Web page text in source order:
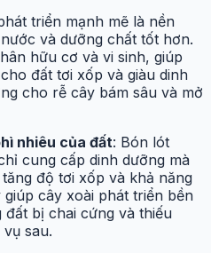
triển mạnh mẽ là nền
và dưỡng chất tốt hơn.
hữu cơ và vi sinh, giúp
đất tơi xốp và giàu dinh
cho rễ cây bám sâu và mở
nhiêu của đất: Bón lót
cung cấp dinh dưỡng mà
độ tơi xốp và khả năng
cây xoài phát triển bền
bị chai cứng và thiếu
sau.